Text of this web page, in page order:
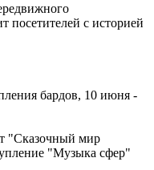
посетителей с историей
бардов, 10 июня -
"Сказочный мир
"Музыка сфер"